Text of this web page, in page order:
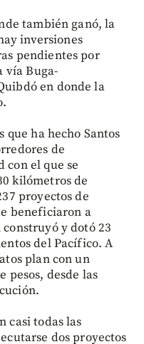
también ganó, la
inversiones
pendientes por
vía Buga-
en donde la
que ha hecho Santos
de
el que se
kilómetros de
proyectos de
beneficiaron a
y dotó 23
del Pacífico. A
plan con un
pesos, desde las
casi todas las
dos proyectos